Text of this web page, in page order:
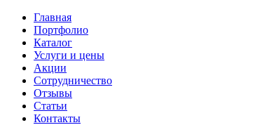
Главная
Портфолио
Каталог
Услуги и цены
Акции
Сотрудничество
Отзывы
Статьи
Контакты